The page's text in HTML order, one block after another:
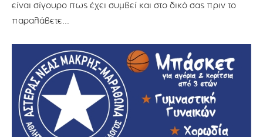
είναι σίγουρο πως έχει συμβεί και στο δικό σας πριν το
παραλάβετε…